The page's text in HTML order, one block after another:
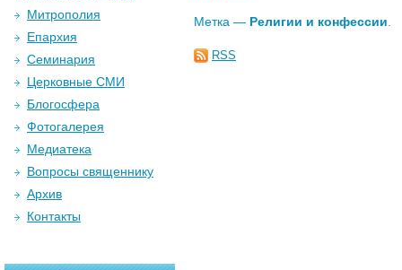
Метка — Религии и конфессии
RSS
Митрополия
Епархия
Семинария
Церковные СМИ
Блогосфера
Фотогалерея
Медиатека
Вопросы священнику
Архив
Контакты